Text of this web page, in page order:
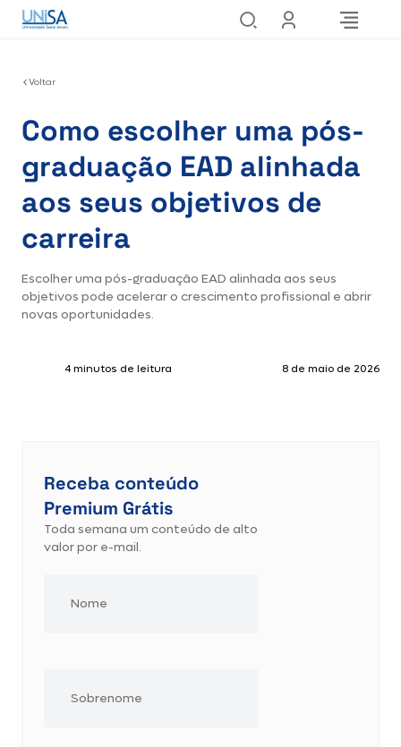
Voltar
Como escolher uma pós-
graduação EAD alinhada
aos seus objetivos de
carreira
Escolher uma pós-graduação EAD alinhada aos seus
objetivos pode acelerar o crescimento profissional e abrir
novas oportunidades.
4 minutos de leitura 8 de maio de 2026
Receba conteúdo
Premium Grátis
Toda semana um conteúdo de alto
valor por e-mail.